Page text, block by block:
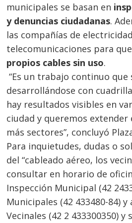
municipales se basan en
y denuncias ciudadanas.
las compañías de
telecomunicaciones para que
propios cables sin uso.
“Es un trabajo continuo que
desarrollándose con
hay resultados visibles en
ciudad y queremos extender
más sectores”, concluyó
Para inquietudes, dudas o
del “cableado aéreo, los
consultar en horario de
Inspección Municipal (42
Municipales (42 433480-84)
Vecinales (42 2 433300350) y